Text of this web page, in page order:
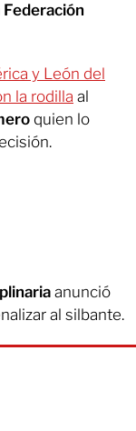
y León del
la rodilla al
quien lo
anunció
al silbante.